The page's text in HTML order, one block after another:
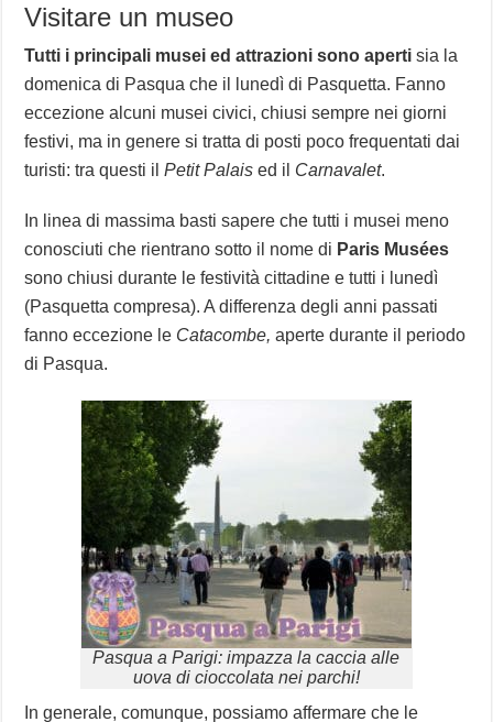
Visitare un museo
Tutti i principali musei ed attrazioni sono aperti sia la
domenica di Pasqua che il lunedì di Pasquetta. Fanno
eccezione alcuni musei civici, chiusi sempre nei giorni
festivi, ma in genere si tratta di posti poco frequentati dai
turisti: tra questi ilPetit Palais ed il Carnavalet.
In linea di massima basti sapere che tutti i musei meno
conosciuti che rientrano sotto il nome di Paris Musées
sono chiusi durante le festività cittadine e tutti i lunedì
(Pasquetta compresa). A differenza degli anni passati
fanno eccezione le Catacombe, aperte durante il periodo
di Pasqua.
Pasqua a Parigi: impazza la caccia alle
uova di cioccolata nei parchi!
In generale, comunque, possiamo affermare che le